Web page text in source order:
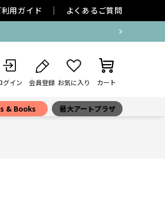
利用ガイド よくあるご質問
グイン 会員登録 お気に入り カート
& Books 藝大アートプラザ